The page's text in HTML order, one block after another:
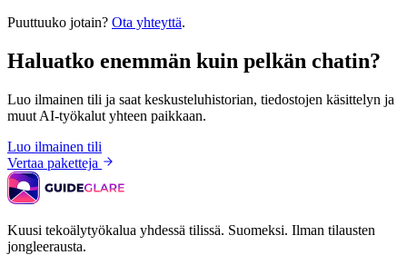
Puuttuuko jotain? Ota yhteyttä.
Haluatko enemmän kuin pelkän chatin?
Luo ilmainen tili ja saat keskusteluhistorian, tiedostojen käsittelyn ja
muut AI-työkalut yhteen paikkaan.
Luo ilmainen tili
Vertaa paketteja
Kuusi tekoälytyökalua yhdessä tilissä. Suomeksi. Ilman tilausten
jongleerausta.